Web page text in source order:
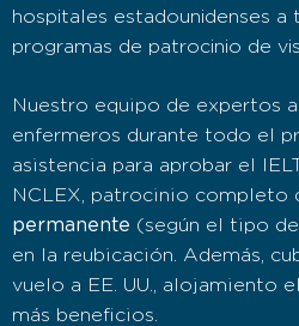
hospitales estadounidenses a
programas de patrocinio de
Nuestro equipo de expertos
enfermeros durante todo el
asistencia para aprobar el
NCLEX, patrocinio completo
permanente (según el tipo
en la reubicación. Además,
vuelo a EE. UU., alojamiento
más beneficios.